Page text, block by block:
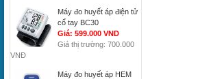
Máy đo huyết áp điện tử
cổ tay BC30
Giá: 599.000 VND
Giá thị trường: 700.000
VNĐ
Máy đo huyết áp HEM